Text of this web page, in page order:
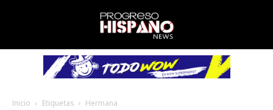
Inicio Etiquetas Hermana